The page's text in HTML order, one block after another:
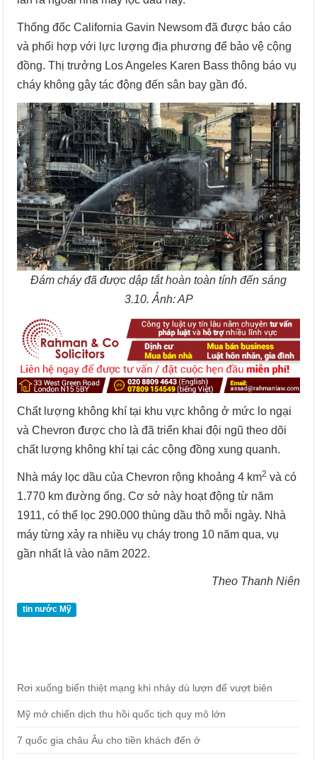
Thống đốc California Gavin Newsom đã được báo cáo
và phối hợp với lực lượng địa phương để bảo vệ cộng
đồng. Thị trưởng Los Angeles Karen Bass thông báo vụ
cháy không gây tác động đến sân bay gần đó.
Đám cháy đã được dập tắt hoàn toàn tính đến sáng
3.10. Ảnh: AP
Chất lượng không khí tại khu vực không ở mức lo ngại
và Chevron được cho là đã triển khai đội ngũ theo dõi
chất lượng không khí tại các cộng đồng xung quanh.
Nhà máy lọc dầu của Chevron rộng khoảng 4 km2 và có
1.770 km đường ống. Cơ sở này hoạt động từ năm
1911, có thể lọc 290.000 thùng dầu thô mỗi ngày. Nhà
máy từng xảy ra nhiều vụ cháy trong 10 năm qua, vụ
gần nhất là vào năm 2022.
Theo Thanh Niên
tin nước Mỹ
Rơi xuống biển thiệt mạng khi nhảy dù lượn để vượt biên
Mỹ mở chiến dịch thu hồi quốc tịch quy mô lớn
7 quốc gia châu Âu cho tiền khách đến ở